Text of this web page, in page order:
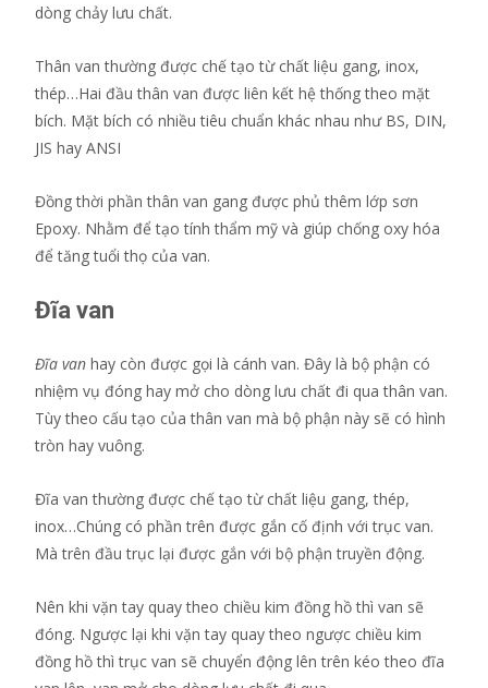
dòng chảy lưu chất.
Thân van thường được chế tạo từ chất liệu gang, inox,
thép…Hai đầu thân van được liên kết hệ thống theo mặt
bích. Mặt bích có nhiều tiêu chuẩn khác nhau như BS, DIN,
JIS hay ANSI
Đồng thời phần thân van gang được phủ thêm lớp sơn
Epoxy. Nhằm để tạo tính thẩm mỹ và giúp chống oxy hóa
để tăng tuổi thọ của van.
Đĩa van
Đĩa van hay còn được gọi là cánh van. Đây là bộ phận có
nhiệm vụ đóng hay mở cho dòng lưu chất đi qua thân van.
Tùy theo cấu tạo của thân van mà bộ phận này sẽ có hình
tròn hay vuông.
Đĩa van thường được chế tạo từ chất liệu gang, thép,
inox…Chúng có phần trên được gắn cố định với trục van.
Mà trên đầu trục lại được gắn với bộ phận truyền động.
Nên khi vặn tay quay theo chiều kim đồng hồ thì van sẽ
đóng. Ngược lại khi vặn tay quay theo ngược chiều kim
đồng hồ thì trục van sẽ chuyển động lên trên kéo theo đĩa